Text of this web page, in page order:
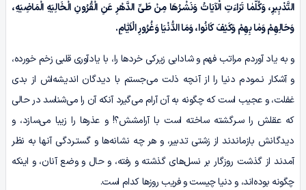
التَّدْبِیرِ، وَکُلَّمٰا تَرٰاءَتِ الْآیَاتُ وَنَشْـرُهَا مِنْ طَیِّ الدَّهْرِ عَنِ الْقُرُونِ الْخَالِیَهِ الْمَاضِیَهِ،
وَحَالِهِمْ وَمٰا بِهِمْ وَکَیْفَ کَانُوا، وَمَا الدُّنْیَا وَغُرُورِ الْاَیّٰامِ.
و به یاد آوردم مراتب فهم و شادابی زیرکی خردها را، با یادآوری قلبی زخم خورده،
و آشکار نـمودم دنیا را از آنچه ذلت می‌جستم با دیدگان اندیشه‌اش از بدی
غفلت، و عجیب است که چگونه به آن آرام می‌گیرد آنکه آن را می‌شناسد در حالی
که عقلش را سـرگشته ساخته است با آرامشش؟! و عذرها را زیبا می‌سازد، و
دیدگانش بازماندند از زشتی تدبیر، و هر چه نشانه‌ها و گستـردگی آنها به نظر
آمدند از گذشت روزگار بر نسل‌های گذشته و رفته، و حال و وضع آنان، و اینکه
چگونه بوده‌اند، و دنیا چیست و فریب روزها کدام است.